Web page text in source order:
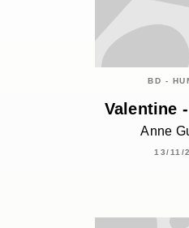
BD -
Valentine
Anne
13/11/